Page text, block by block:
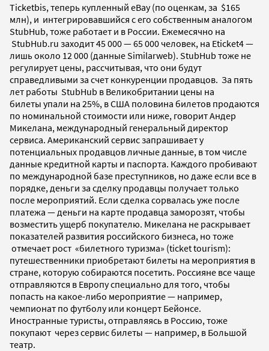
Ticketbis, теперь купленный eBay (по оценкам, за $165
млн), и интегрировавшийся с его собственным аналогом
StubHub, тоже работает и в России. Ежемесячно на
StubHub.ru заходит 45 000 — 65 000 человек, на Eticket4 —
лишь около 12 000 (данные Similarweb). StubHub тоже не
регулирует цены, рассчитывая, что они будут
справедливыми за счет конкуренции продавцов. За пять
лет работы StubHub в Великобритании цены на
билеты упали на 25%, в США половина билетов продаются
по номинальной стоимости или ниже, говорит Андер
Микелана, международный генеральный директор
сервиса. Американский сервис запрашивает у
потенциальных продавцов личные данные, в том числе
данные кредитной карты и паспорта. Каждого пробивают
по международной базе преступников, но даже если все в
порядке, деньги за сделку продавцы получает только
после мероприятий. Если сделка сорвалась уже после
платежа — деньги на карте продавца заморозят, чтобы
возместить ущерб покупателю. Микелана не раскрывает
показателей развития российского бизнеса, но тоже
отмечает рост «билетного туризма» (ticket tourism):
путешественники приобретают билеты на мероприятия в
стране, которую собираются посетить. Россияне все чаще
отправляются в Европу специально для того, чтобы
попасть на какое-либо мероприятие — например,
чемпионат по футболу или концерт Бейонсе.
Иностранные туристы, отправляясь в Россию, тоже
покупают через сервис билеты — например, в Большой
театр.